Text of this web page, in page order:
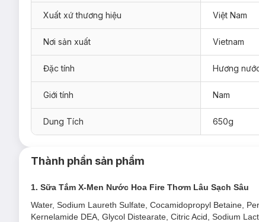
Sữa Tắm
X-Men Wood Thơm Lâu Sạch
Công thức Sạch sâu Mát lạnh, không lo nhờn rít.
Xuất xứ thương hiệu Việt Nam
Nơi sản xuất Vietnam
Đặc tính Hương
Giới tính Nam
Dung Tích 650g
Thành phần sản phẩm
1. Sữa Tắm X-Men Nước Hoa Fire Thơm Lâu Sạch Sâu
Water, Sodium Laureth Sulfate, Cocamidopropyl Betaine,
Kernelamide DEA, Glycol Distearate, Citric Acid, Sodium